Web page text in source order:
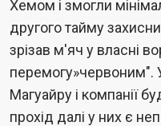
Хемом і змогли
другого тайму
зрізав м'яч у власні
перемогу»червоним".
Магуайру і компанії
прохід далі у них є